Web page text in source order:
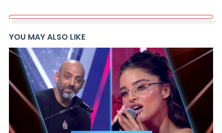
YOU MAY ALSO LIKE